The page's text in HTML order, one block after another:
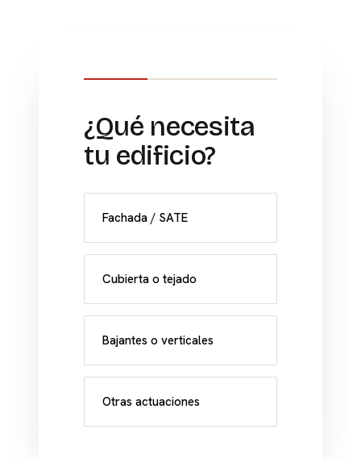
¿Qué necesita
tu edificio?
Fachada / SATE
Cubierta o tejado
Bajantes o verticales
Otras actuaciones